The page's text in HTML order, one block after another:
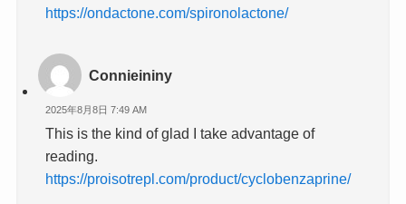
https://ondactone.com/spironolactone/
Connieininy
2025年8月8日 7:49 AM
This is the kind of glad I take advantage of
reading.
https://proisotrepl.com/product/cyclobenzaprine/